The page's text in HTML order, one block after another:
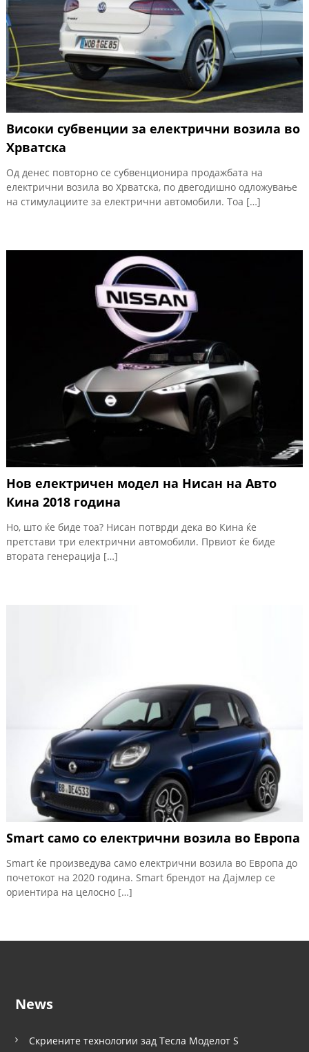
Високи субвенции за електрични возила во
Хрватска
Од денес повторно се субвенционира продажбата на
електрични возила во Хрватска, по двегодишно одложување
на стимулациите за електрични автомобили. Тоа […]
Нов електричен модел на Нисан на Авто
Кина 2018 година
Но, што ќе биде тоа? Нисан потврди дека во Кина ќе
претстави три електрични автомобили. Првиот ќе биде
втората генерација […]
Smart само со електрични возила во Европа
Smart ќе произведува само електрични возила во Европа до
почетокот на 2020 година. Smart брендот на Дајмлер се
ориентира на целосно […]
News
Скриените технологии зад Тесла Моделот S